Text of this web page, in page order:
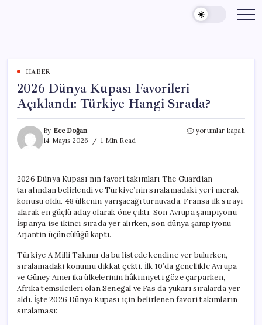
content
HABER
2026 Dünya Kupası Favorileri
Açıklandı: Türkiye Hangi Sırada?
By Ece Doğan
14 Mayıs 2026
1 Min Read
2026
Türkiye
Hangi
Sırada?
için
yorumlar kapalı
2026 Dünya Kupası’nın favori takımları The Guardian
tarafından belirlendi ve Türkiye’nin sıralamadaki yeri merak
konusu oldu. 48 ülkenin yarışacağı turnuvada, Fransa ilk sırayı
alarak en güçlü aday olarak öne çıktı. Son Avrupa şampiyonu
İspanya ise ikinci sırada yer alırken, son dünya şampiyonu
Arjantin üçüncülüğü kaptı.
Türkiye A Milli Takımı da bu listede kendine yer bulurken,
sıralamadaki konumu dikkat çekti. İlk 10’da genellikle Avrupa
ve Güney Amerika ülkelerinin hâkimiyeti göze çarparken,
Afrika temsilcileri olan Senegal ve Fas da yukarı sıralarda yer
aldı. İşte 2026 Dünya Kupası için belirlenen favori takımların
sıralaması: